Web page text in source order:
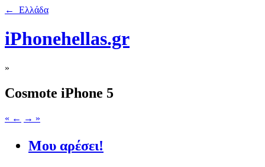
← Ελλάδα
iPhonehellas.gr
»
Cosmote iPhone 5
« ← → »
Μου αρέσει!